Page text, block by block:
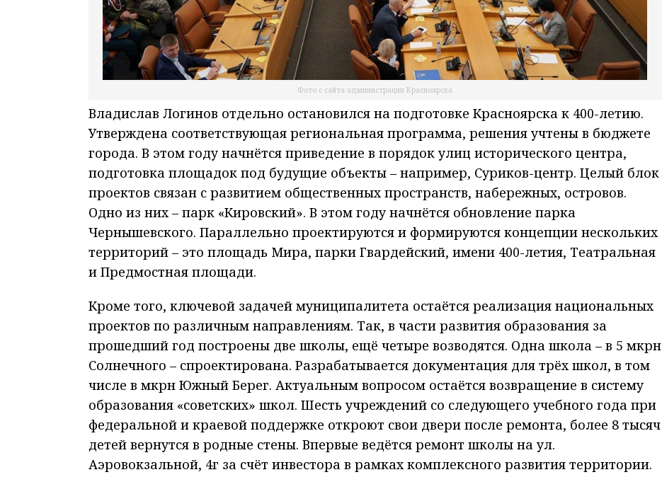
Фото с сайта администрации Красноярска
Владислав Логинов отдельно остановился на подготовке Красноярска к 400-летию.
Утверждена соответствующая региональная программа, решения учтены в бюджете
города. В этом году начнётся приведение в порядок улиц исторического центра,
подготовка площадок под будущие объекты – например, Суриков-центр. Целый блок
проектов связан с развитием общественных пространств, набережных, островов.
Одно из них – парк «Кировский». В этом году начнётся обновление парка
Чернышевского. Параллельно проектируются и формируются концепции нескольких
территорий – это площадь Мира, парки Гвардейский, имени 400-летия, Театральная
и Предмостная площади.
Кроме того, ключевой задачей муниципалитета остаётся реализация национальных
проектов по различным направлениям. Так, в части развития образования за
прошедший год построены две школы, ещё четыре возводятся. Одна школа – в 5 мкрн
Солнечного – спроектирована. Разрабатывается документация для трёх школ, в том
числе в мкрн Южный Берег. Актуальным вопросом остаётся возвращение в систему
образования «советских» школ. Шесть учреждений со следующего учебного года при
федеральной и краевой поддержке откроют свои двери после ремонта, более 8 тысяч
детей вернутся в родные стены. Впервые ведётся ремонт школы на ул.
Аэровокзальной, 4г за счёт инвестора в рамках комплексного развития территории.